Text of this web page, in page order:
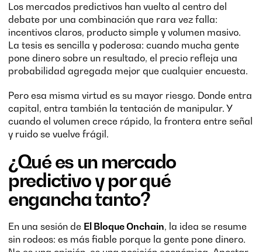
Los mercados predictivos han vuelto al centro del
debate por una combinación que rara vez falla:
incentivos claros, producto simple y volumen masivo.
La tesis es sencilla y poderosa: cuando mucha gente
pone dinero sobre un resultado, el precio refleja una
probabilidad agregada mejor que cualquier encuesta.
Pero esa misma virtud es su mayor riesgo. Donde entra
capital, entra también la tentación de manipular. Y
cuando el volumen crece rápido, la frontera entre señal
y ruido se vuelve frágil.
¿Qué es un mercado
predictivo y por qué
engancha tanto?
En una sesión de El Bloque Onchain, la idea se resume
sin rodeos: es más fiable porque la gente pone dinero.